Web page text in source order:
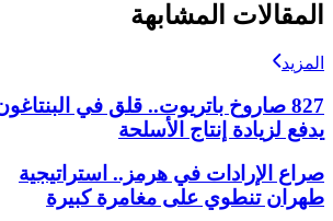
المقالات المشابهة
المزيد
827 صاروخ باتريوت.. قلق في
يدفع لزيادة إنتاج الأسلحة
صراع الإرادات في هرمز.. استراتيجية
طهران تنطوي على مغامرة كبيرة